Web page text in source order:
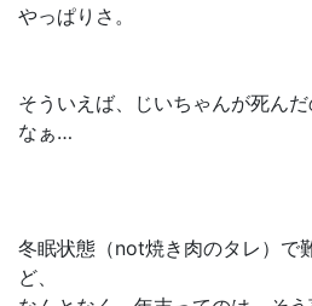
やっぱりさ。
そういえば、じいちゃんが死ん
なぁ…
冬眠状態（not焼き肉のタレ）で
ど、